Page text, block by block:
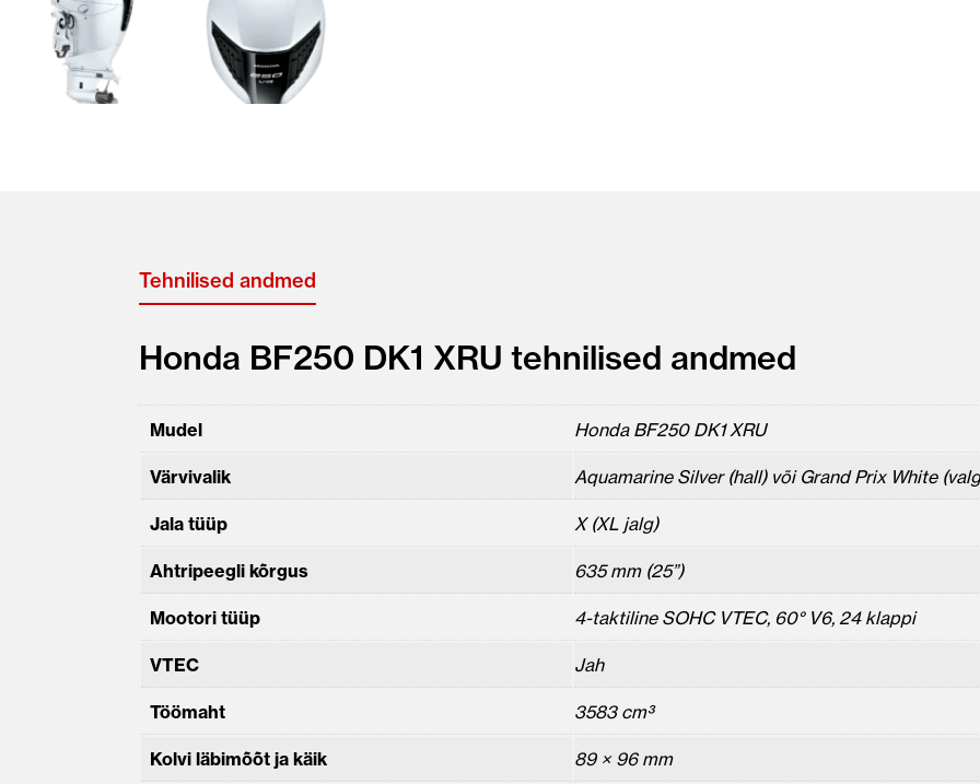
Tehnilised andmed
Honda BF250 DK1 XRU tehnilised andmed
Mudel Honda BF250 DK1 XRU
Värvivalik Aquamarine Silver (hall) või Grand Prix White
Jala tüüp X (XL jalg)
Ahtripeegli kõrgus 635 mm (25”)
Mootori tüüp 4-taktiline SOHC VTEC, 60° V6, 24 klappi
VTEC Jah
Töömaht 3583 cm³
Kolvi läbimõõt ja käik 89 × 96 mm